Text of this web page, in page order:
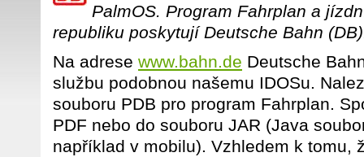
PalmOS. Program Fahrplan a
republiku poskytují Deutsche Bahn
Na adrese www.bahn.de Deutsche
službu podobnou našemu IDOSu.
souboru PDB pro program Fahrplan.
PDF nebo do souboru JAR (Java
například v mobilu). Vzhledem k tomu,